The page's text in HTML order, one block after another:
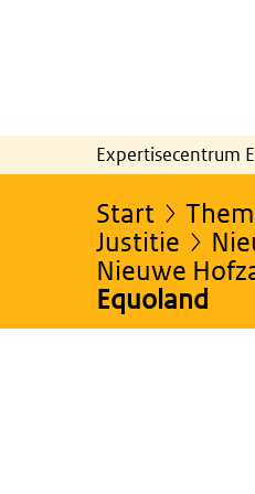
Expertisecentrum
Start
Justitie
Nieuwe
Equoland